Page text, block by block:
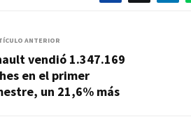
ANTERIOR
vendió 1.347.169
en el primer
un 21,6% más